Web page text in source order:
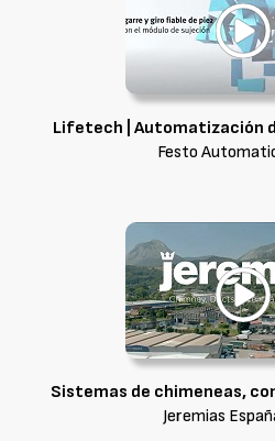
Lifetech | Automatización
Festo
Sistemas de chimeneas,
Jeremias